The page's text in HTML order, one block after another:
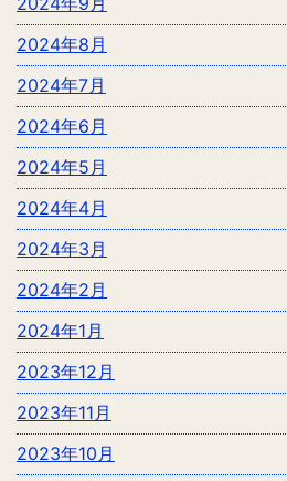
2024年8月
2024年7月
2024年6月
2024年5月
2024年4月
2024年3月
2024年2月
2024年1月
2023年12月
2023年11月
2023年10月